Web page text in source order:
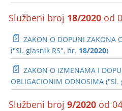
Službeni broj 18/2020 od
📄 ZAKON O DOPUNI ZAKONA
("Sl. glasnik RS", br. 18/2020)
📄 ZAKON O IZMENAMA I
OBLIGACIONIM ODNOSIMA
Službeni broj9/2020 od